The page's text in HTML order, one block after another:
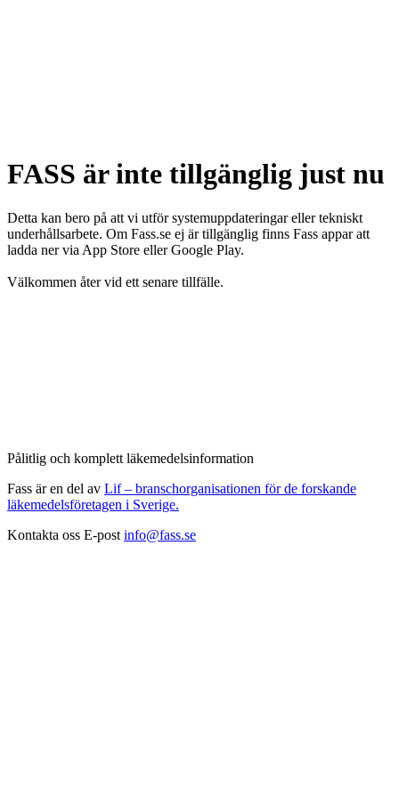
FASS är inte tillgänglig just nu
Detta kan bero på att vi utför systemuppdateringar eller tekniskt
underhållsarbete. Om Fass.se ej är tillgänglig finns Fass appar att
ladda ner via App Store eller Google Play.
Välkommen åter vid ett senare tillfälle.
Pålitlig och komplett läkemedelsinformation
Fass är en del av Lif – branschorganisationen för de forskande
läkemedelsföretagen i Sverige.
Kontakta oss E-post info@fass.se